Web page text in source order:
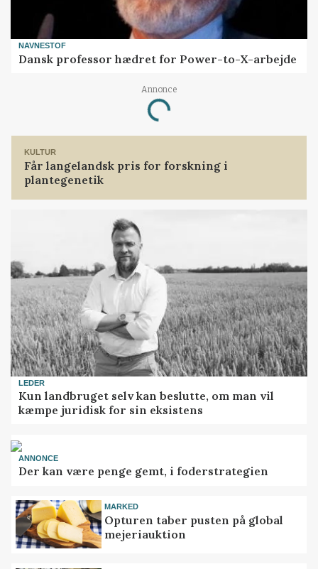
NAVNESTOF
Dansk professor hædret for Power-to-X-arbejde
Annonce
Loading...
KULTUR
Får langelandsk pris for forskning i
plantegenetik
LEDER
Kun landbruget selv kan beslutte, om man vil
kæmpe juridisk for sin eksistens
ANNONCE
Der kan være penge gemt, i foderstrategien
MARKED
Opturen taber pusten på global
mejeriauktion